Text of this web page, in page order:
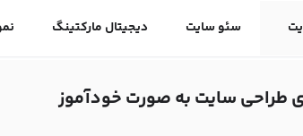
سئو سایت دیجیتال مارکتینگ
طراحی سایت به صورت خودآموز